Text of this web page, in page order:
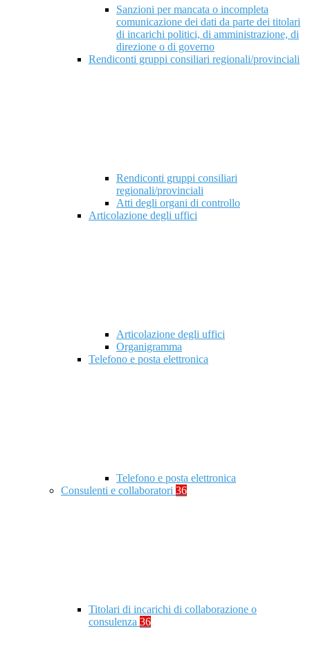
Sanzioni per mancata o incompleta
comunicazione dei dati da parte dei titolari
di incarichi politici, di amministrazione, di
direzione o di governo
Rendiconti gruppi consiliari regionali/provinciali
Rendiconti gruppi consiliari
regionali/provinciali
Atti degli organi di controllo
Articolazione degli uffici
Articolazione degli uffici
Organigramma
Telefono e posta elettronica
Telefono e posta elettronica
Consulenti e collaboratori 36
Titolari di incarichi di collaborazione o
consulenza 36